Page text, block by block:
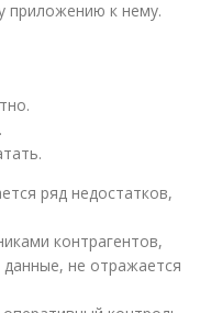
приложению к нему.
ряд недостатков,
контрагентов,
не отражается